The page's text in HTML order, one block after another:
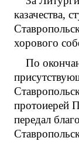
казачества,
хорового
По
протоиерей
передал